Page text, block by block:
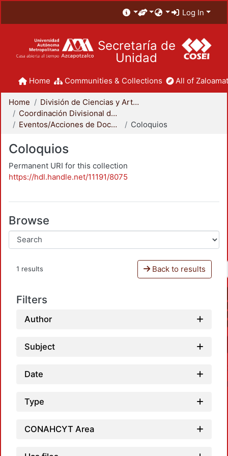
Log In
Secretaría de
Unidad
Home Communities & Collections All of
Home
División de Ciencias y Artes para el Diseño
Coordinación Divisional de Docencia
Eventos/Acciones de Docencia
Coloquios
Coloquios
Permanent URI for this collection
https://hdl.handle.net/11191/8075
Browse
1 results Back to results
Filters
Author
Subject
Date
Type
CONAHCYT Area